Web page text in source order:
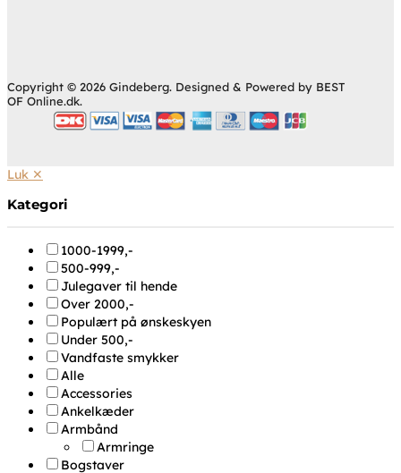
Copyright © 2026 Gindeberg. Designed & Powered by BEST
OF Online.dk.
Luk ✕
Kategori
1000-1999,-
500-999,-
Julegaver til hende
Over 2000,-
Populært på ønskeskyen
Under 500,-
Vandfaste smykker
Alle
Accessories
Ankelkæder
Armbånd
Armringe
Bogstaver